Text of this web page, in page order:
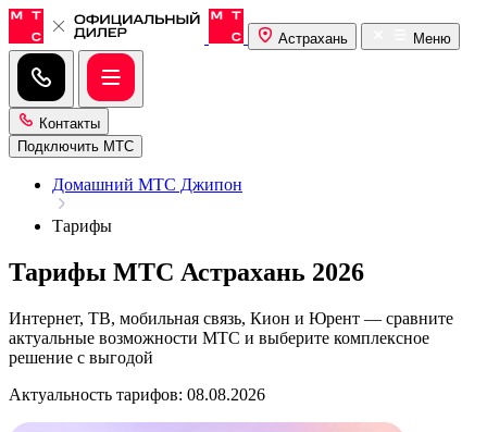
Астрахань Меню
Контакты
Подключить МТС
Домашний МТС Джипон
Тарифы
Тарифы МТС Астрахань 2026
Интернет, ТВ, мобильная связь, Кион и Юрент — сравните
актуальные возможности МТС и выберите комплексное
решение с выгодой
Актуальность тарифов: 08.08.2026